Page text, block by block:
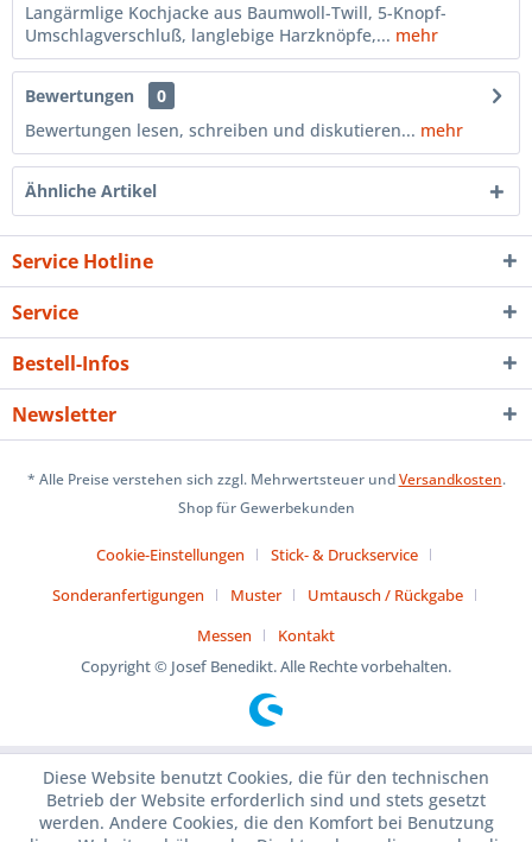
Langärmlige Kochjacke aus Baumwoll-Twill, 5-Knopf-
Umschlagverschluß, langlebige Harzknöpfe,... mehr
Bewertungen
0
Bewertungen lesen, schreiben und diskutieren... mehr
Ähnliche Artikel
Service Hotline
Service
Bestell-Infos
Newsletter
* Alle Preise verstehen sich zzgl. Mehrwertsteuer undVersandkosten.
Shop für Gewerbekunden
Cookie-Einstellungen
Stick- & Druckservice
Sonderanfertigungen
Muster
Umtausch / Rückgabe
Messen
Kontakt
Copyright © Josef Benedikt. Alle Rechte vorbehalten.
Diese Website benutzt Cookies, die für den technischen
Betrieb der Website erforderlich sind und stets gesetzt
werden. Andere Cookies, die den Komfort bei Benutzung